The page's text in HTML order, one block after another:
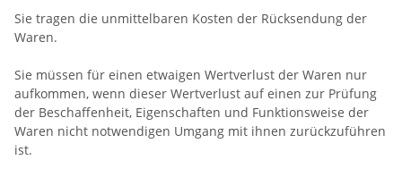
Sie tragen die unmittelbaren Kosten der Rücksendung der
Waren.
Sie müssen für einen etwaigen Wertverlust der Waren nur
aufkommen, wenn dieser Wertverlust auf einen zur Prüfung
der Beschaffenheit, Eigenschaften und Funktionsweise der
Waren nicht notwendigen Umgang mit ihnen zurückzuführen
ist.